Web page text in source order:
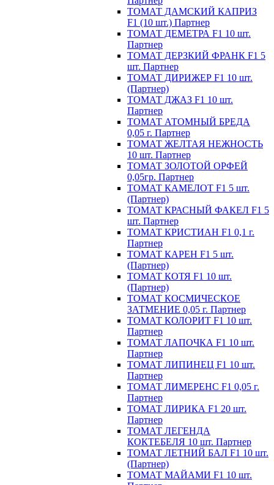
ТОМАТ ДАМСКИЙ КАПРИЗ
F1 (10 шт.) Партнер
ТОМАТ ДЕМЕТРА F1 10 шт.
Партнер
ТОМАТ ДЕРЗКИЙ ФРАНК F1 5
шт. Партнер
ТОМАТ ДИРИЖЕР F1 10 шт.
(Партнер)
ТОМАТ ДЖАЗ F1 10 шт.
Партнер
ТОМАТ АТОМНЫЙ БРЕДА
0,05 г. Партнер
ТОМАТ ЖЕЛТАЯ НЕЖНОСТЬ
10 шт. Партнер
ТОМАТ ЗОЛОТОЙ ОРФЕЙ
0,05гр. Партнер
ТОМАТ КАМЕЛОТ F1 5 шт.
(Партнер)
ТОМАТ КРАСНЫЙ ФАКЕЛ F1 5
шт. Партнер
ТОМАТ КРИСТИАН F1 0,1 г.
Партнер
ТОМАТ КАРЕН F1 5 шт.
(Партнер)
ТОМАТ КОТЯ F1 10 шт.
(Партнер)
ТОМАТ КОСМИЧЕСКОЕ
ЗАТМЕНИЕ 0,05 г. Партнер
ТОМАТ КОЛОРИТ F1 10 шт.
Партнер
ТОМАТ ЛАПОЧКА F1 10 шт.
Партнер
ТОМАТ ЛИПИНЕЦ F1 10 шт.
Партнер
ТОМАТ ЛИМЕРЕНС F1 0,05 г.
Партнер
ТОМАТ ЛИРИКА F1 20 шт.
Партнер
ТОМАТ ЛЕГЕНДА
КОКТЕБЕЛЯ 10 шт. Партнер
ТОМАТ ЛЕТНИЙ БАЛ F1 10 шт.
(Партнер)
ТОМАТ МАЙАМИ F1 10 шт.